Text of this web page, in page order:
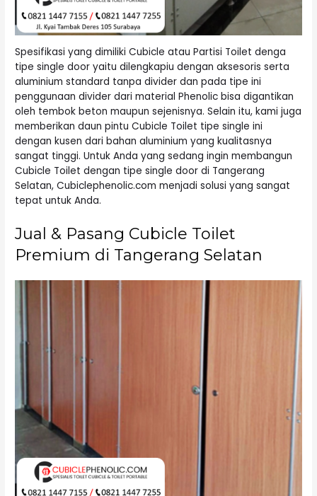
Spesifikasi yang dimiliki Cubicle atau Partisi Toilet denga
tipe single door yaitu dilengkapiu dengan aksesoris serta
aluminium standard tanpa divider dan pada tipe ini
penggunaan divider dari material Phenolic bisa digantikan
oleh tembok beton maupun sejenisnya. Selain itu, kami juga
memberikan daun pintu Cubicle Toilet tipe single ini
dengan kusen dari bahan aluminium yang kualitasnya
sangat tinggi. Untuk Anda yang sedang ingin membangun
Cubicle Toilet dengan tipe single door di Tangerang
Selatan, Cubiclephenolic.com menjadi solusi yang sangat
tepat untuk Anda.
Jual & Pasang Cubicle Toilet
Premium di Tangerang Selatan